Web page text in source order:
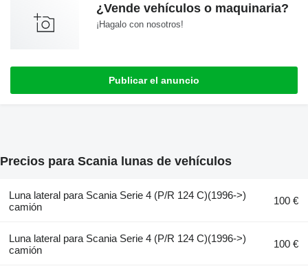
¿Vende vehículos o maquinaria?
¡Hagalo con nosotros!
Publicar el anuncio
Precios para Scania lunas de vehículos
Luna lateral para Scania Serie 4 (P/R 124 C)(1996->)
camión
100 €
Luna lateral para Scania Serie 4 (P/R 124 C)(1996->)
camión
100 €